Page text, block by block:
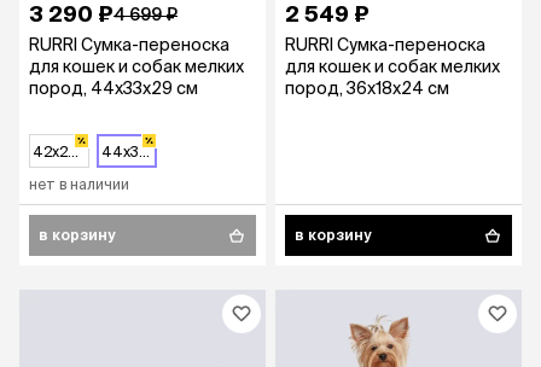
3 290 ₽4 699 ₽
RURRI Сумка-переноска
для кошек и собак мелких
пород, 44x33x29 см
42х26х35 см 44x33x29 см
нет в наличии
в корзину
2 549 ₽
RURRI Сумка-переноска
для кошек и собак мелких
пород, 36х18х24 см
в корзину